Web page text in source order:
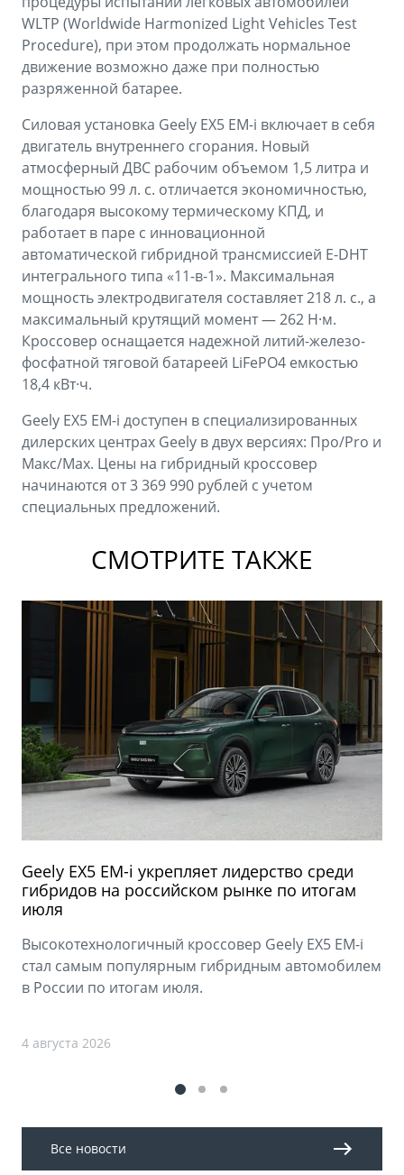
WLTP (Worldwide Harmonized Light Vehicles Test
Procedure), при этом продолжать нормальное
движение возможно даже при полностью
разряженной батарее.
Силовая установка Geely EX5 EM-i включает в себя
двигатель внутреннего сгорания. Новый
атмосферный ДВС рабочим объемом 1,5 литра и
мощностью 99 л. с. отличается экономичностью,
благодаря высокому термическому КПД, и
работает в паре с инновационной
автоматической гибридной трансмиссией E-DHT
интегрального типа «11-в-1». Максимальная
мощность электродвигателя составляет 218 л. с., а
максимальный крутящий момент — 262 Н·м.
Кроссовер оснащается надежной литий-железо-
фосфатной тяговой батареей LiFePO4 емкостью
18,4 кВт·ч.
Geely EX5 EM-i доступен в специализированных
дилерских центрах Geely в двух версиях: Про/Pro и
Макс/Max. Цены на гибридный кроссовер
начинаются от 3 369 990 рублей с учетом
специальных предложений.
СМОТРИТЕ ТАКЖЕ
Geely EX5 EM-i укрепляет лидерство среди
гибридов на российском рынке по итогам
июля
Высокотехнологичный кроссовер Geely EX5 EM-i
стал самым популярным гибридным автомобилем
в России по итогам июля.
4 августа 2026
Все новости